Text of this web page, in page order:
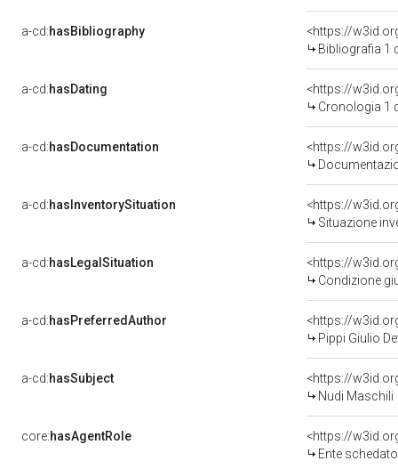
a-cd:hasBibliography
<https://
Bibliografia 1
a-cd:hasDating
<https://
Cronologia 1
a-cd:hasDocumentation
a-cd:hasInventorySituation
<https://
Situazione
a-cd:hasLegalSituation
<https://
Condizione
a-cd:hasPreferredAuthor
<https://
Pippi Giulio
a-cd:hasSubject
<https://
Nudi Maschili
core:hasAgentRole
<https://
Ente schedatore